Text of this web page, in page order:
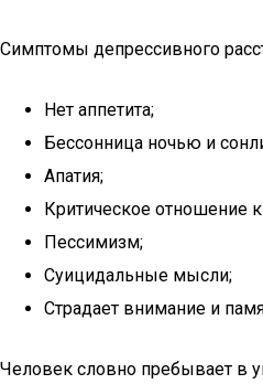
Симптомы депрессивного
Нет аппетита;
Бессонница ночью и
Апатия;
Критическое отношение
Пессимизм;
Суицидальные мысли;
Страдает внимание и
Человек словно пребывает в